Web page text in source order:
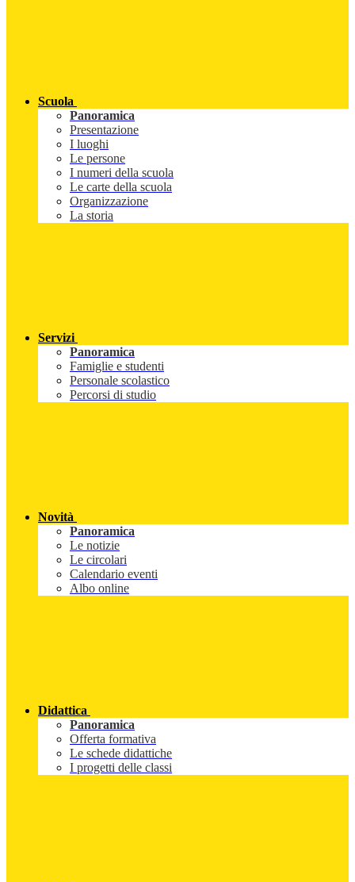
Scuola
Panoramica
Presentazione
I luoghi
Le persone
I numeri della scuola
Le carte della scuola
Organizzazione
La storia
Servizi
Panoramica
Famiglie e studenti
Personale scolastico
Percorsi di studio
Novità
Panoramica
Le notizie
Le circolari
Calendario eventi
Albo online
Didattica
Panoramica
Offerta formativa
Le schede didattiche
I progetti delle classi